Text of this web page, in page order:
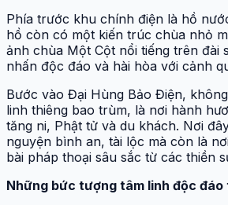
Phía trước khu chính điện là hồ
hồ còn có một kiến trúc chùa nhỏ
ảnh chùa Một Cột nổi tiếng trên đài
nhấn độc đáo và hài hòa với cảnh
Bước vào Đại Hùng Bảo Điện,
linh thiêng bao trùm, là nơi hành
tăng ni, Phật tử và du khách. Nơi
nguyện bình an, tài lộc mà còn là
bài pháp thoại sâu sắc từ các thiền
Những bức tượng tâm linh độc đáo